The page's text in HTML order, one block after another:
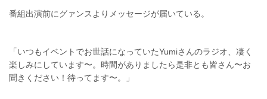
番組出演前にグァンスよりメッセージが届いている。
「いつもイベントでお世話になっていたYumiさんのラジオ、凄く
楽しみにしています〜。時間がありましたら是非とも皆さん〜お
聞きください！待ってます〜。」